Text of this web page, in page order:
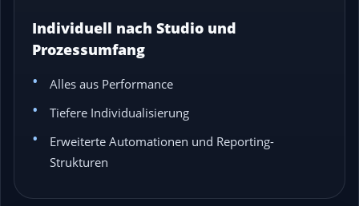
Individuell nach Studio und
Prozessumfang
Alles aus Performance
Tiefere Individualisierung
Erweiterte Automationen und Reporting-
Strukturen